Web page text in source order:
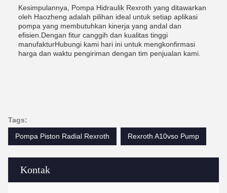
Kontak
Kesimpulannya, Pompa Hidraulik Rexroth yang ditawarkan
oleh Haozheng adalah pilihan ideal untuk setiap aplikasi
pompa yang membutuhkan kinerja yang andal dan
efisien.Dengan fitur canggih dan kualitas tinggi
manufakturHubungi kami hari ini untuk mengkonfirmasi
harga dan waktu pengiriman dengan tim penjualan kami.
Tags:
Pompa Piston Radial Rexroth
Rexroth A10vso Pump